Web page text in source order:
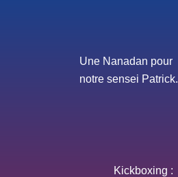
Une Nanadan pour
notre sensei Patrick.
Kickboxing :